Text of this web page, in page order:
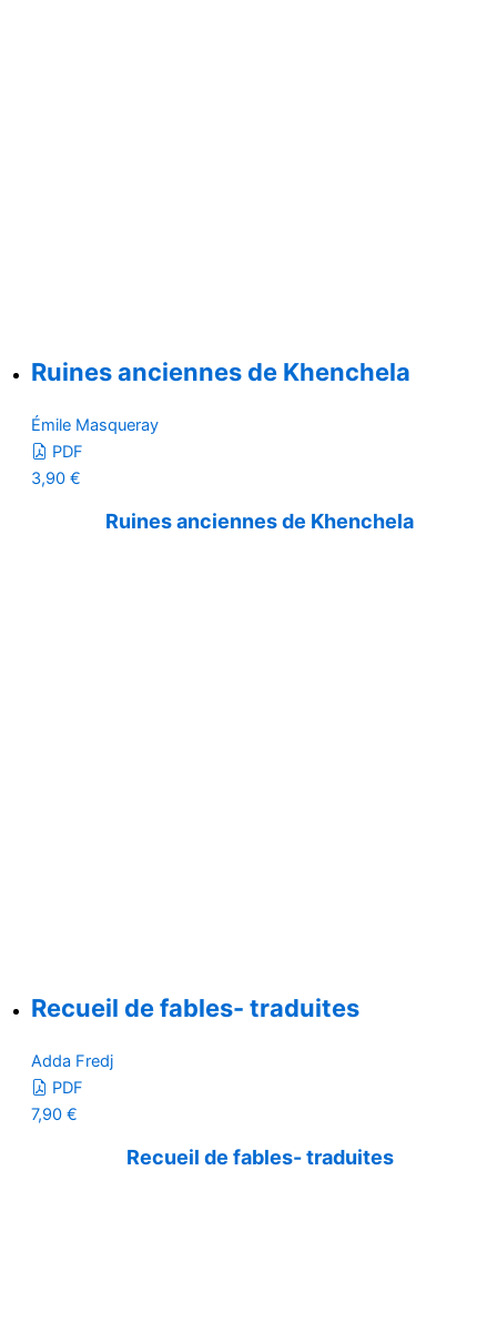
Ruines anciennes de Khenchela
Émile Masqueray
PDF
3,90 €
Ruines anciennes de Khenchela
Recueil de fables- traduites
Adda Fredj
PDF
7,90 €
Recueil de fables- traduites